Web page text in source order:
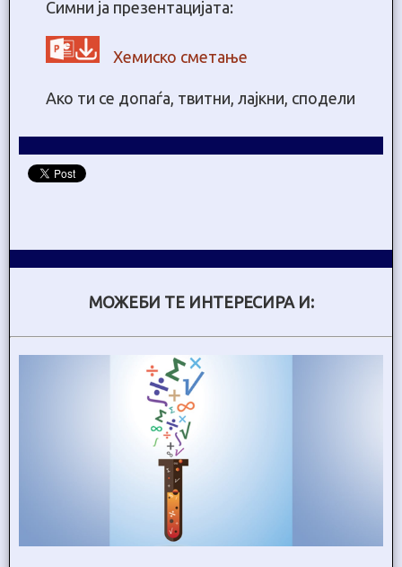
Симни ја презентацијата:
Хемиско сметање
Ако ти се допаѓа, твитни, лајкни, сподели
МОЖЕБИ ТЕ ИНТЕРЕСИРА И: